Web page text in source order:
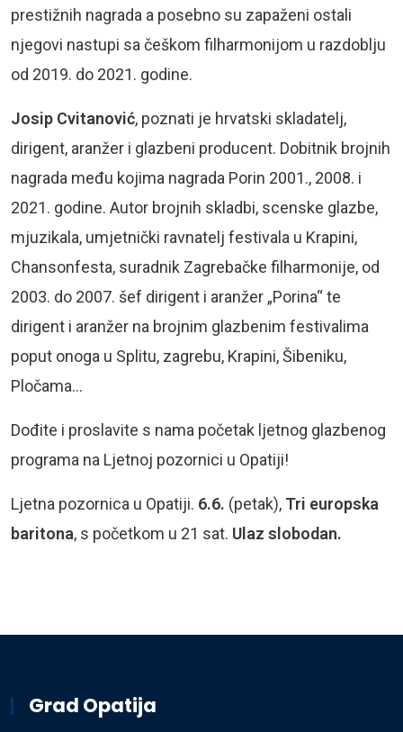
prestižnih nagrada a posebno su zapaženi ostali
njegovi nastupi sa češkom filharmonijom u razdoblju
od 2019. do 2021. godine.
Josip Cvitanović, poznati je hrvatski skladatelj,
dirigent, aranžer i glazbeni producent. Dobitnik brojnih
nagrada među kojima nagrada Porin 2001., 2008. i
2021. godine. Autor brojnih skladbi, scenske glazbe,
mjuzikala, umjetnički ravnatelj festivala u Krapini,
Chansonfesta, suradnik Zagrebačke filharmonije, od
2003. do 2007. šef dirigent i aranžer „Porina“ te
dirigent i aranžer na brojnim glazbenim festivalima
poput onoga u Splitu, zagrebu, Krapini, Šibeniku,
Pločama…
Dođite i proslavite s nama početak ljetnog glazbenog
programa na Ljetnoj pozornici u Opatiji!
Ljetna pozornica u Opatiji. 6.6. (petak), Tri europska
baritona, s početkom u 21 sat. Ulaz slobodan.
Grad Opatija